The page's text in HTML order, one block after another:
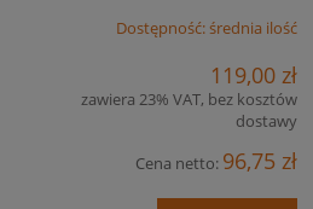
Dostępność:średnia ilość
119,00 zł
zawiera 23% VAT, bez kosztów
dostawy
Cena netto: 96,75 zł